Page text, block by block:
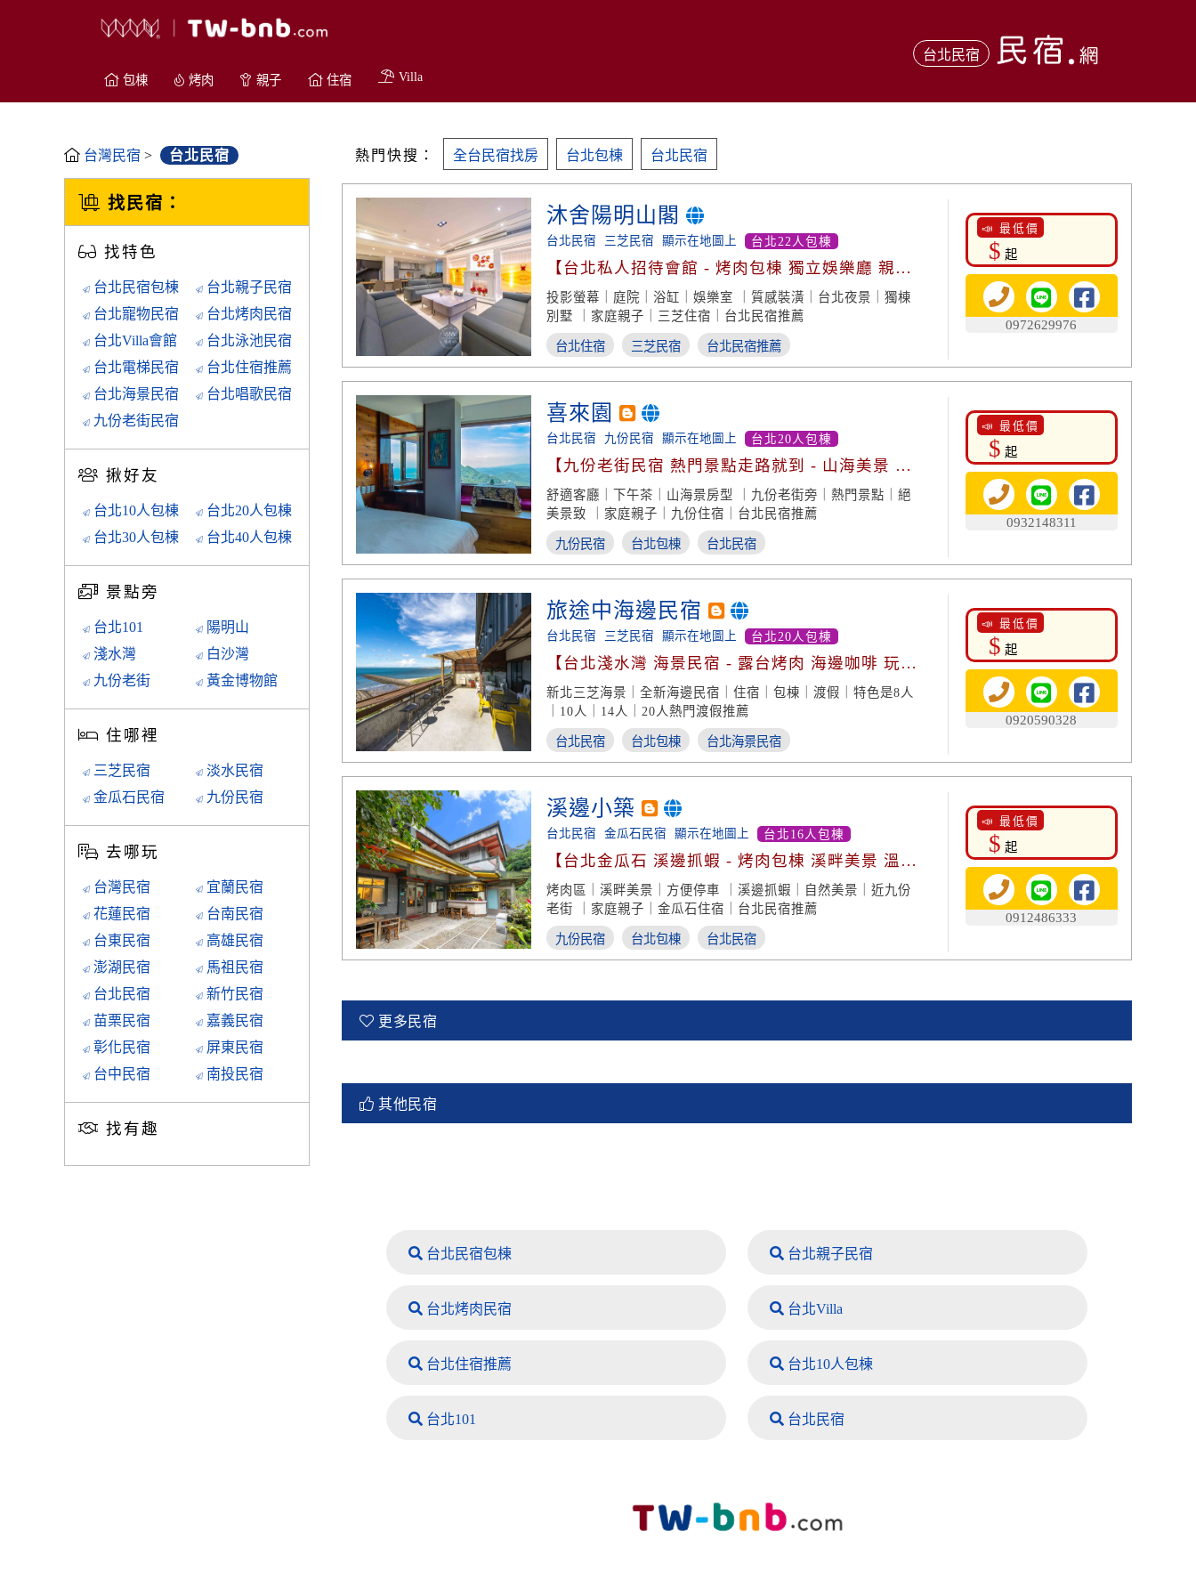
包棟 烤肉 親子 住宿 Villa
台北民宿
台灣民宿 > 台北民宿
找民宿：
找特色
台北民宿包棟
台北親子民宿
台北寵物民宿
台北烤肉民宿
台北Villa會館
台北泳池民宿
台北電梯民宿
台北住宿推薦
台北海景民宿
台北唱歌民宿
九份老街民宿
揪好友
台北10人包棟
台北20人包棟
台北30人包棟
台北40人包棟
景點旁
台北101
陽明山
淺水灣
白沙灣
九份老街
黃金博物館
住哪裡
三芝民宿
淡水民宿
金瓜石民宿
九份民宿
去哪玩
台灣民宿
宜蘭民宿
花蓮民宿
台南民宿
台東民宿
高雄民宿
澎湖民宿
馬祖民宿
台北民宿
新竹民宿
苗栗民宿
嘉義民宿
彰化民宿
屏東民宿
台中民宿
南投民宿
找有趣
熱門快搜： 全台民宿找房 台北包棟 台北民宿
沐舍陽明山閣
台北民宿 三芝民宿 顯示在地圖上 台北22人包棟
【台北私人招待會館 - 烤肉包棟 獨立娛樂廳 親子
遊戲】
投影螢幕｜庭院｜浴缸｜娛樂室 ｜質感裝潢｜台北夜景｜獨棟
別墅 ｜家庭親子｜三芝住宿｜台北民宿推薦
台北住宿 三芝民宿 台北民宿推薦
📣 最低價
$ 起
0972629976
喜來園
台北民宿 九份民宿 顯示在地圖上 台北20人包棟
【九份老街民宿 熱門景點走路就到 - 山海美景 絕
美房型】
舒適客廳｜下午茶｜山海景房型 ｜九份老街旁｜熱門景點｜絕
美景致 ｜家庭親子｜九份住宿｜台北民宿推薦
九份民宿 台北包棟 台北民宿
📣 最低價
$ 起
0932148311
旅途中海邊民宿
台北民宿 三芝民宿 顯示在地圖上 台北20人包棟
【台北淺水灣 海景民宿 - 露台烤肉 海邊咖啡 玩沙
踏浪】
新北三芝海景｜全新海邊民宿｜住宿｜包棟｜渡假｜特色是8人
｜10人｜14人｜20人熱門渡假推薦
台北民宿 台北包棟 台北海景民宿
📣 最低價
$ 起
0920590328
溪邊小築
台北民宿 金瓜石民宿 顯示在地圖上 台北16人包棟
【台北金瓜石 溪邊抓蝦 - 烤肉包棟 溪畔美景 溫馨
渡假】
烤肉區｜溪畔美景｜方便停車 ｜溪邊抓蝦｜自然美景｜近九份
老街 ｜家庭親子｜金瓜石住宿｜台北民宿推薦
九份民宿 台北包棟 台北民宿
📣 最低價
$ 起
0912486333
更多民宿
其他民宿
台北民宿包棟 台北親子民宿
台北烤肉民宿 台北Villa
台北住宿推薦 台北10人包棟
台北101 台北民宿